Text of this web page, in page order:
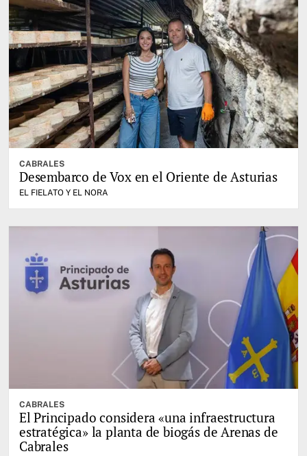
CABRALES
Desembarco de Vox en el Oriente de Asturias
EL FIELATO Y EL NORA
CABRALES
El Principado considera «una infraestructura
estratégica» la planta de biogás de Arenas de
Cabrales